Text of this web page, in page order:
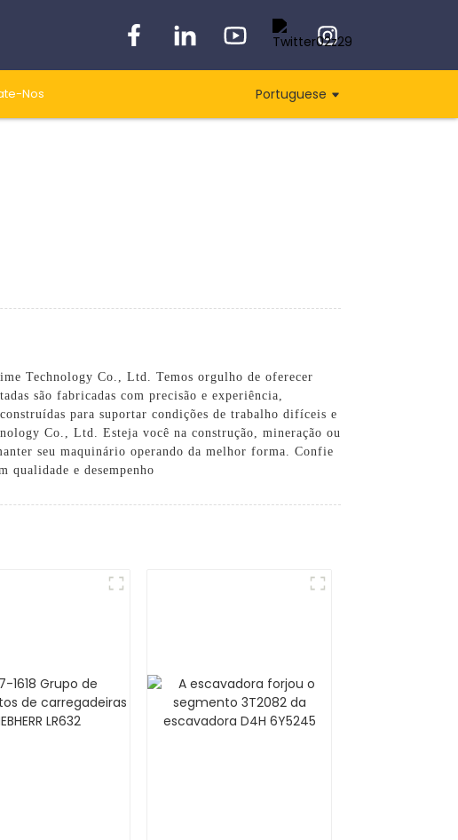
Nos Portuguese
Technology Co., Ltd. Temos orgulho de oferecer
são fabricadas com precisão e experiência,
para suportar condições de trabalho difíceis e
Co., Ltd. Esteja você na construção, mineração ou
seu maquinário operando da melhor forma. Confie
qualidade e desempenho